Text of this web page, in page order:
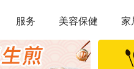
服务 美容保健 家